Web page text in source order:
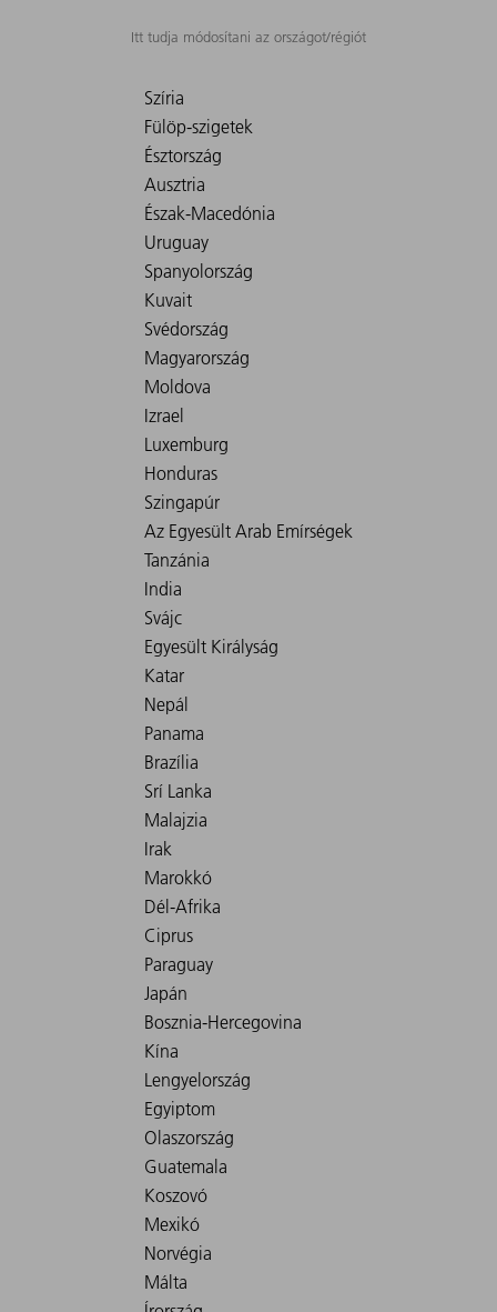
Itt tudja módosítani az országot/régiót